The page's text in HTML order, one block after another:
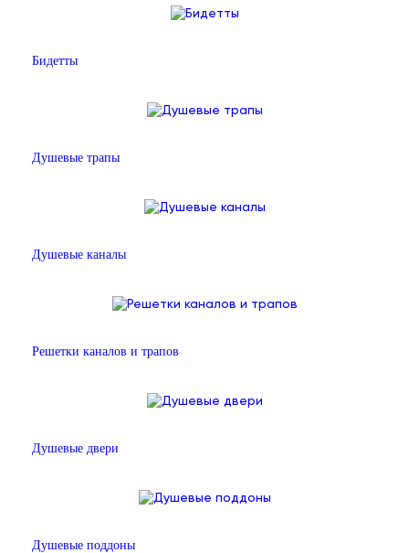
Бидетты
Душевые трапы
Душевые каналы
Решетки каналов и трапов
Душевые двери
Душевые поддоны